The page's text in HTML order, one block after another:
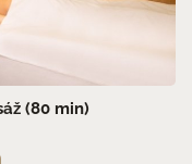
(80 min)